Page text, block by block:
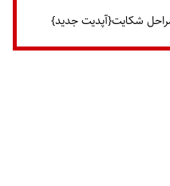
شکایت{آپدیت جدید}